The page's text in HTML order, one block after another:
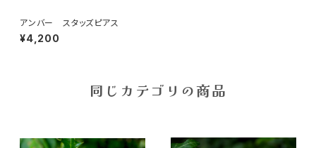
アンバー スタッズピアス
¥4,200
同じカテゴリの商品